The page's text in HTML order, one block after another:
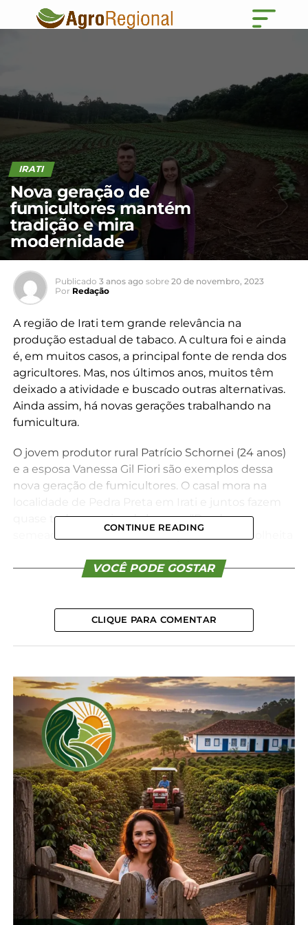
IRATI
Nova geração de
fumicultores mantém
tradição e mira
modernidade
Publicado 3 anos ago sobre 20 de novembro, 2023
Por Redação
A região de Irati tem grande relevância na
produção estadual de tabaco. A cultura foi e ainda
é, em muitos casos, a principal fonte de renda dos
agricultores. Mas, nos últimos anos, muitos têm
deixado a atividade e buscado outras alternativas.
Ainda assim, há novas gerações trabalhando na
fumicultura.
O jovem produtor rural Patrício Schornei (24 anos)
e a esposa Vanessa Gil Fiori são exemplos dessa
nova geração de fumicultores. O casal mora na
quase todo o serviço da lavoura. “Desde a
semeadura até a comercialização, exceto a colheita
Patrício ao AgroRegional.
seguida começou a trabalhar na fumicultura com o
pai, com quem, segundo ele, aprendeu muito. Mas,
o contato com a atividade vem desde muito antes.
cultivando o mesmo, através dele trazendo renda
em suas propriedades. O cultivo do fumo entrou
em minha família através de meus avôs paternos e
maternos, Antônio e Pedro. Hoje ela se encontra
em toda a minha família”, comentou.
Para ele, a fumicultura tem alguns aspectos que se
tornam tradição, um deles é o trabalho familiar, de
cooperação e de união. “Além de ser uma fonte de
economia nas propriedades, todos nos divertimos
e vemos que por mais que enfrentarmos
dificuldades, a nossa família sempre será nosso
bem maior”.
MODERNIDADE
CONTINUE READING
VOCÊ PODE GOSTAR
CLIQUE PARA COMENTAR